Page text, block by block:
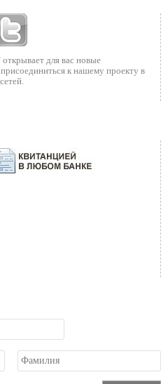
открывает для вас новые
к нашему проекту в